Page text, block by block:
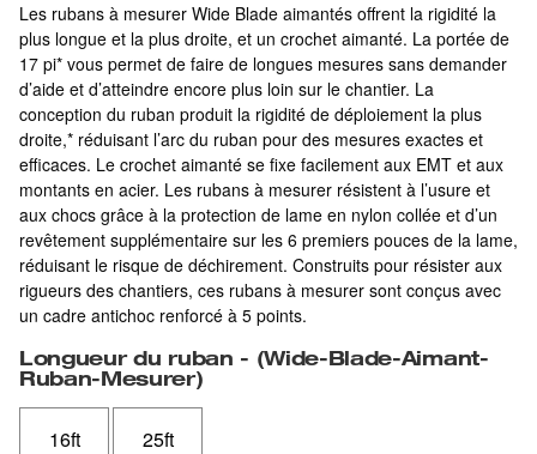
Les rubans à mesurer Wide Blade aimantés offrent la rigidité la
plus longue et la plus droite, et un crochet aimanté. La portée de
17 pi* vous permet de faire de longues mesures sans demander
d’aide et d’atteindre encore plus loin sur le chantier. La
conception du ruban produit la rigidité de déploiement la plus
droite,* réduisant l’arc du ruban pour des mesures exactes et
efficaces. Le crochet aimanté se fixe facilement aux EMT et aux
montants en acier. Les rubans à mesurer résistent à l’usure et
aux chocs grâce à la protection de lame en nylon collée et d’un
revêtement supplémentaire sur les 6 premiers pouces de la lame,
réduisant le risque de déchirement. Construits pour résister aux
rigueurs des chantiers, ces rubans à mesurer sont conçus avec
un cadre antichoc renforcé à 5 points.
Longueur du ruban - (Wide-Blade-Aimant-
Ruban-Mesurer)
16ft 25ft